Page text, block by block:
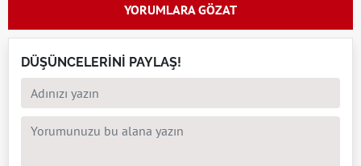
YORUMLARA GÖZAT
DÜŞÜNCELERİNİ PAYLAŞ!